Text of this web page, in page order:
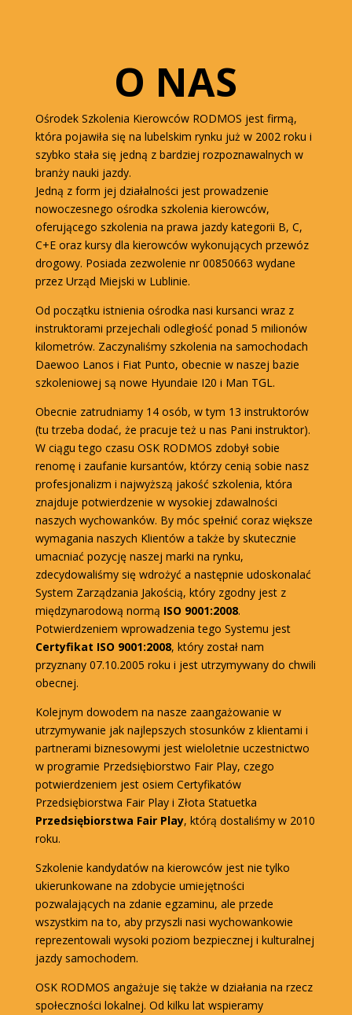
O NAS
Ośrodek Szkolenia Kierowców RODMOS jest firmą,
która pojawiła się na lubelskim rynku już w 2002 roku i
szybko stała się jedną z bardziej rozpoznawalnych w
branży nauki jazdy.
Jedną z form jej działalności jest prowadzenie
nowoczesnego ośrodka szkolenia kierowców,
oferującego szkolenia na prawa jazdy kategorii B, C,
C+E oraz kursy dla kierowców wykonujących przewóz
drogowy. Posiada zezwolenie nr 00850663 wydane
przez Urząd Miejski w Lublinie.
Od początku istnienia ośrodka nasi kursanci wraz z
instruktorami przejechali odległość ponad 5 milionów
kilometrów. Zaczynaliśmy szkolenia na samochodach
Daewoo Lanos i Fiat Punto, obecnie w naszej bazie
szkoleniowej są nowe Hyundaie I20 i Man TGL.
Obecnie zatrudniamy 14 osób, w tym 13 instruktorów
(tu trzeba dodać, że pracuje też u nas Pani instruktor).
W ciągu tego czasu OSK RODMOS zdobył sobie
renomę i zaufanie kursantów, którzy cenią sobie nasz
profesjonalizm i najwyższą jakość szkolenia, która
znajduje potwierdzenie w wysokiej zdawalności
naszych wychowanków. By móc spełnić coraz większe
wymagania naszych Klientów a także by skutecznie
umacniać pozycję naszej marki na rynku,
zdecydowaliśmy się wdrożyć a następnie udoskonalać
System Zarządzania Jakością, który zgodny jest z
międzynarodową normą ISO 9001:2008.
Potwierdzeniem wprowadzenia tego Systemu jest
Certyfikat ISO 9001:2008, który został nam
przyznany 07.10.2005 roku i jest utrzymywany do chwili
obecnej.
Kolejnym dowodem na nasze zaangażowanie w
utrzymywanie jak najlepszych stosunków z klientami i
partnerami biznesowymi jest wieloletnie uczestnictwo
w programie Przedsiębiorstwo Fair Play, czego
potwierdzeniem jest osiem Certyfikatów
Przedsiębiorstwa Fair Play i Złota Statuetka
Przedsiębiorstwa Fair Play, którą dostaliśmy w 2010
roku.
Szkolenie kandydatów na kierowców jest nie tylko
ukierunkowane na zdobycie umiejętności
pozwalających na zdanie egzaminu, ale przede
wszystkim na to, aby przyszli nasi wychowankowie
reprezentowali wysoki poziom bezpiecznej i kulturalnej
jazdy samochodem.
OSK RODMOS angażuje się także w działania na rzecz
społeczności lokalnej. Od kilku lat wspieramy